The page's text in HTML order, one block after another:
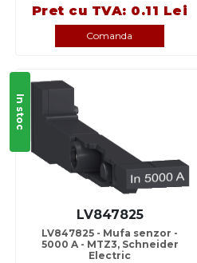
Pret cu TVA: 0.11 Lei
Comanda
In stoc
LV847825
LV847825 - Mufa senzor -
5000 A - MTZ3, Schneider
Electric